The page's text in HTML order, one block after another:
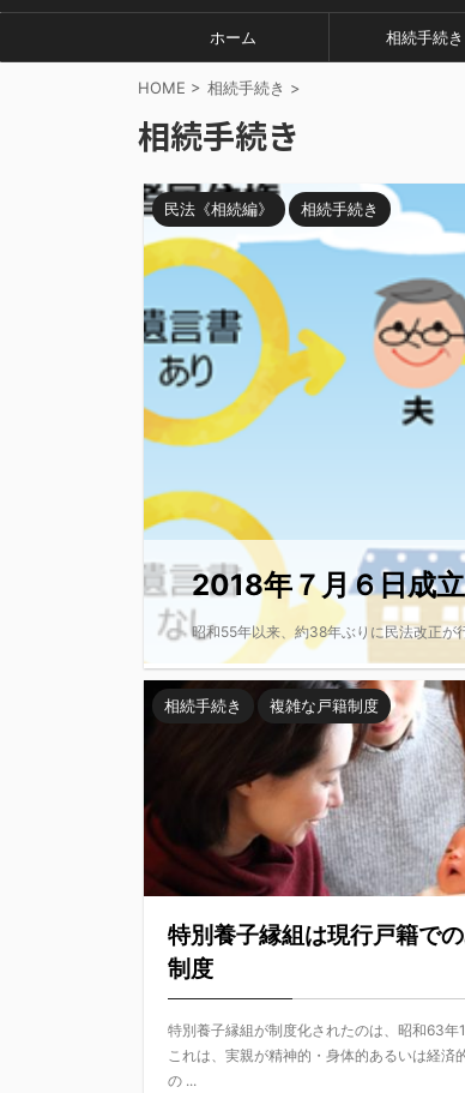
ホーム 相続手続き
HOME > 相続手続き >
相続手続き
民法《相続編》 相続手続き
2018年７月６日成
昭和55年以来、約38年ぶりに民法改正が
相続手続き 複雑な戸籍制度
特別養子縁組は現行戸籍で
制度
特別養子縁組が制度化されたのは、昭和63年1
これは、実親が精神的・身体的あるいは経済
の ...